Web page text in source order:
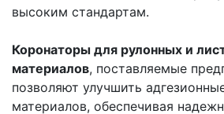
высоким стандартам.
Коронаторы для рулонных и
материалов, поставляемые
позволяют улучшить
материалов, обеспечивая